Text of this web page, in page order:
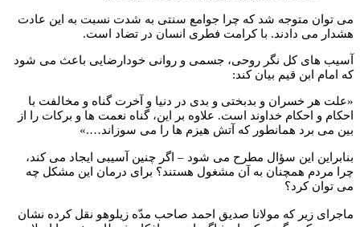
می توان متوجه شد که چرا جوامع سنتی به شدت نسبت به این عادت
هشدار می دادند. با کرامت فطری انسان در تضاد است.
آسیب های کل نگر روحی، جسمی و روانی خودارضایی باعث می شود
که امام ابن قیم بیان کند:
«علت هر خسران و بدبختی و بدی در دنیا و آخرت گناه و مخالفت با
احکام و احکام خداوند است. علاوه بر این، گناه نعمت ها و برکات را از
بین می برد همانطور که آتش هیزم ها را می سوزاند….»
بنابراین این سؤال مطرح می شود – اگر چنین آسیبی ایجاد می کند،
چرا مردم همچنان به آن مشغول هستند؟ برای درمان این مشکل چه
می توان کرد؟
ماجرای زیر که مولانا صدیق احمد صاحب مدّه زیلوهو نقل کرده نشان